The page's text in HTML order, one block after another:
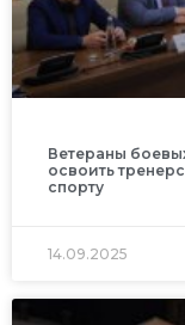
Ветераны
освоить
спорту
14.09.2025